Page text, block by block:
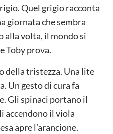
Quel grigio racconta
giornata che sembra
alla volta, il mondo si
Toby prova.
della tristezza. Una lite
Un gesto di cura fa
Gli spinaci portano il
accendono il viola
apre l’arancione.